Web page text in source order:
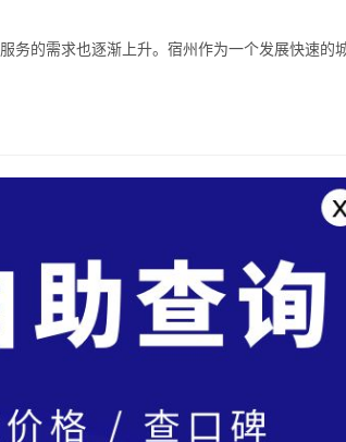
务的需求也逐渐上升。宿州作为一个发展快速的